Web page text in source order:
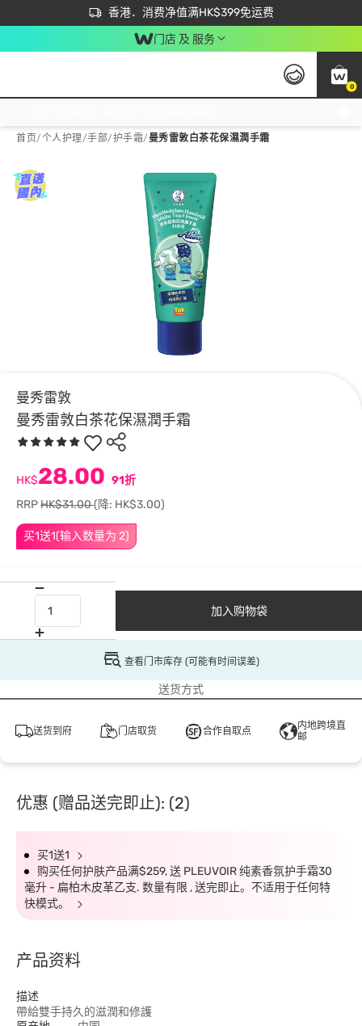
香港．消费净值满HK$399免运费
立即成为易赏钱会员尽享独家优惠
首次APP下单买满$450 输入 NEWAPP 即减$50
门店 及 服务
0
首页/个人护理/手部/护手霜/曼秀雷敦白茶花保濕潤手霜
曼秀雷敦
曼秀雷敦白茶花保濕潤手霜
买1送1(输入数量为 2)
HK$28.00 91折
RRPHK$31.00(降: HK$3.00)
加入购物袋
查看门市库存 (可能有时间误差)
送货方式
送货到府 门店取货 合作自取点
内地跨境直
邮
优惠 (赠品送完即止): (2)
买1送1
购买任何护肤产品满$259, 送 PLEUVOIR 纯素香氛护手霜30
毫升 - 扁柏木皮革乙支. 数量有限 , 送完即止。不适用于任何特
快模式。
产品资料
描述
帶給雙手持久的滋潤和修護